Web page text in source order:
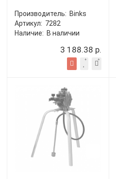
Производитель: Binks
Артикул: 7282
Наличие: В наличии
3 188.38 р.